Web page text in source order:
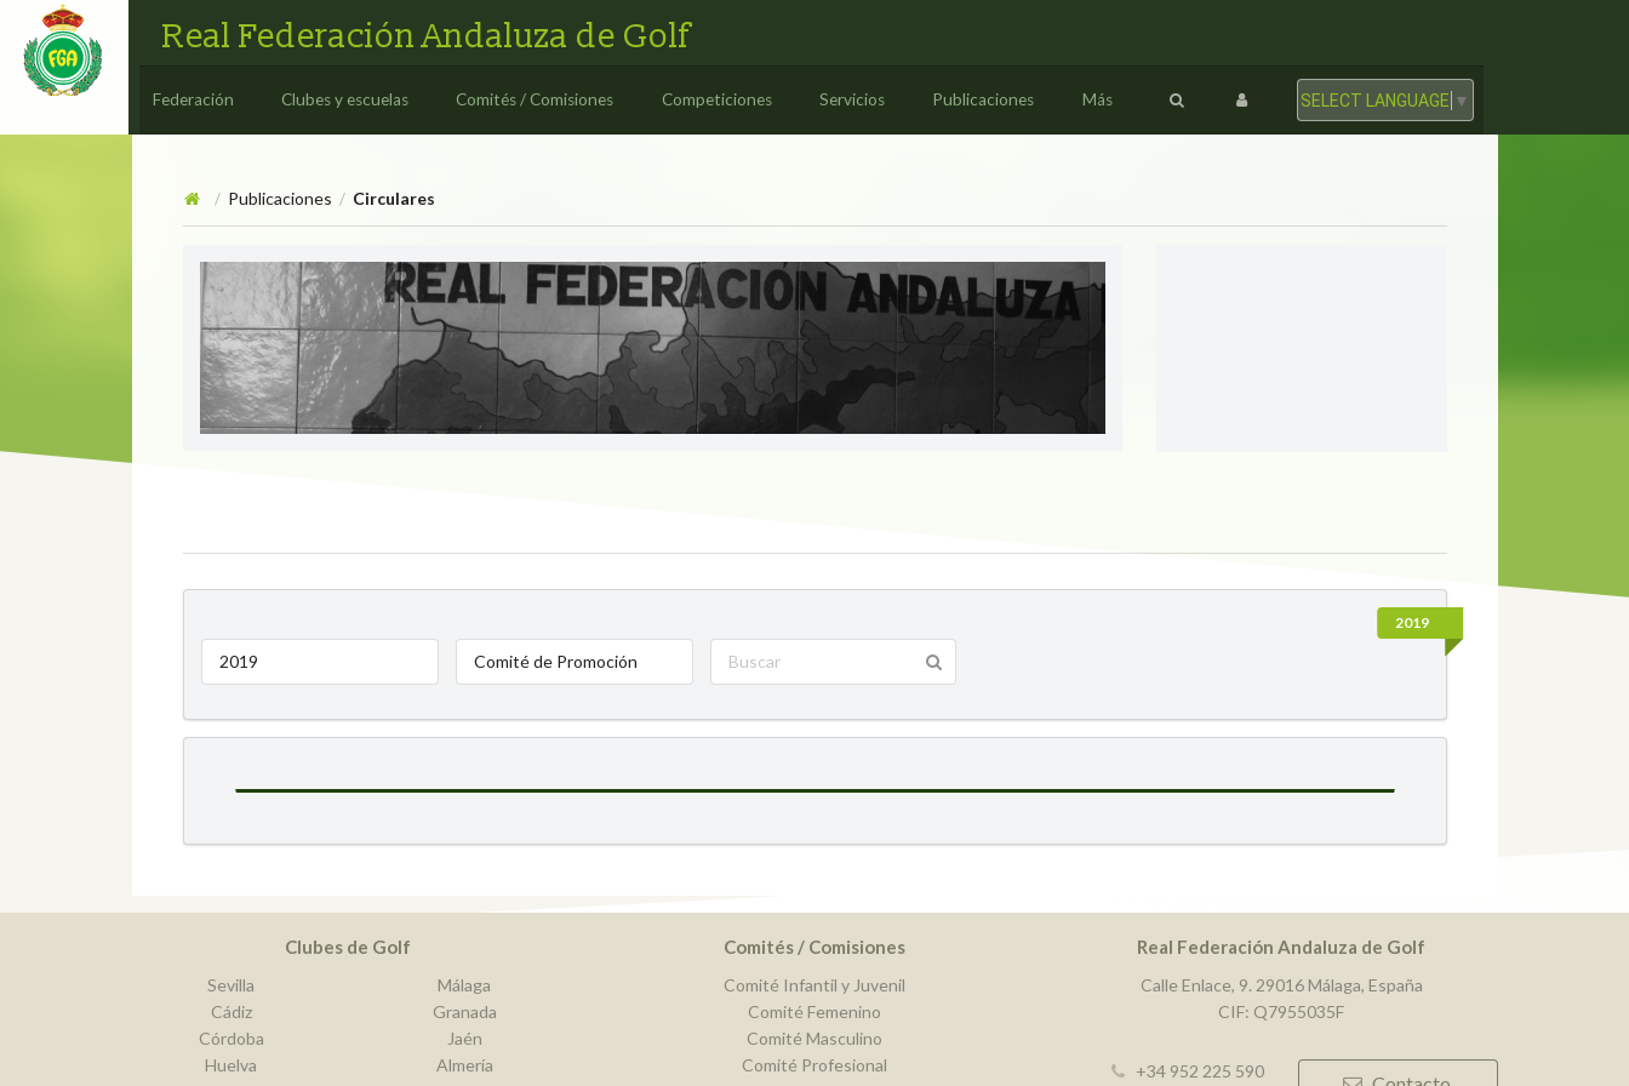
Real Federación Andaluza de Golf
Federación Clubes y escuelas Comités / Comisiones Competiciones Servicios Publicaciones Más SELECT LANGUAGE ▼
/ Publicaciones / Circulares
Circulares
CIRCULARES
2019
2019 Comité de Promoción
Clubes de Golf
Sevilla
Cádiz
Córdoba
Huelva
Málaga
Granada
Jaén
Almería
Comités / Comisiones
Comité Infantil y Juvenil
Comité Femenino
Comité Masculino
Comité Profesional
Real Federación Andaluza de Golf
Calle Enlace, 9. 29016 Málaga, España
CIF: Q7955035F
+34 952 225 590